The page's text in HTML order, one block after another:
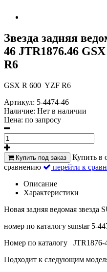
Звезда задняя
46 JTR1876.46
R6
GSX R 600 YZF R6
Артикул: 5-4474-46
Наличие: Нет в наличии
Цена: по запросу
Купить под заказ Купить в
сравнению
перейти к
Описание
Характеристики
Новая задняя ведомая звезда
номер по каталогу sunstar 5-
Номер по каталогу JTR1876-
Подходит к следующим